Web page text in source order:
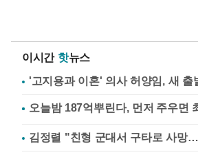
이시간 핫뉴스
'고지용과 이혼' 의사 허양임, 새 출
김정렬 "친형 군대서 구타로 사망